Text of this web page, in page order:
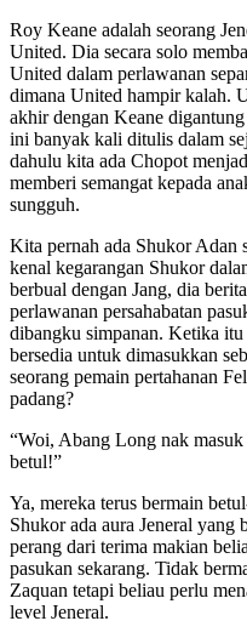
Roy Keane adalah seorang
United. Dia secara solo
United dalam perlawanan
dimana United hampir kalah.
akhir dengan Keane
ini banyak kali ditulis dalam
dahulu kita ada Chopot
memberi semangat kepada
sungguh.
Kita pernah ada Shukor Adan
kenal kegarangan Shukor
berbual dengan Jang, dia
perlawanan persahabatan
dibangku simpanan. Ketika
bersedia untuk dimasukkan
seorang pemain pertahanan
padang?
“Woi, Abang Long nak
betul!”
Ya, mereka terus bermain
Shukor ada aura Jeneral yang
perang dari terima makian
pasukan sekarang. Tidak
Zaquan tetapi beliau perlu
level Jeneral.